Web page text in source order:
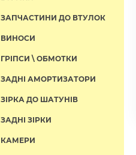
ЗАПЧАСТИНИ ДО ВТУЛОК
ВИНОСИ
ГРІПСИ \ ОБМОТКИ
ЗАДНІ АМОРТИЗАТОРИ
ЗІРКА ДО ШАТУНІВ
ЗАДНІ ЗІРКИ
КАМЕРИ